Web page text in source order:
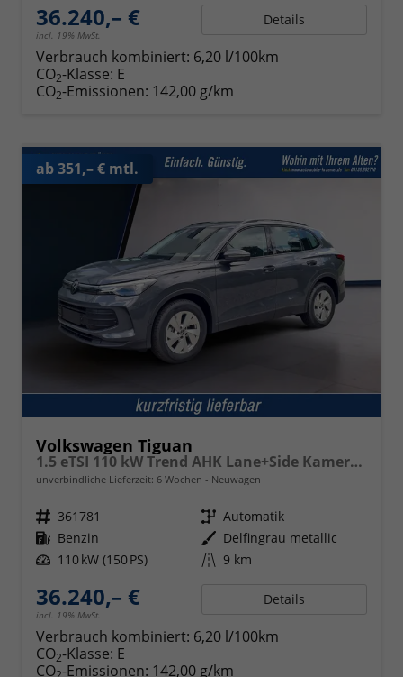
36.240,– €
incl. 19% MwSt.
Details
Verbrauch kombiniert: 6,20 l/100km
CO2-Klasse: E
CO2-Emissionen: 142,00 g/km
ab 351,– € mtl.
Volkswagen Tiguan
1.5 eTSI 110 kW Trend AHK Lane+Side Kamera SHZ
unverbindliche Lieferzeit: 6 Wochen Neuwagen
Fahrzeugnr. 361781 Getriebe Automatik
Kraftstoff Benzin Außenfarbe Delfingrau metallic
Leistung 110 kW (150 PS) Kilometerstand 9 km
36.240,– €
incl. 19% MwSt.
Details
Verbrauch kombiniert: 6,20 l/100km
CO2-Klasse: E
CO -Emissionen: 142,00 g/km